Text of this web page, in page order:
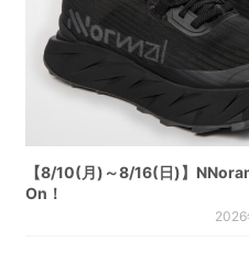
【8/10(月)～8/16(日)】
On！
2026